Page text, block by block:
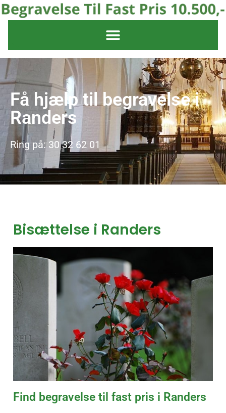
Få hjælp til begravelse i
Randers
Ring på: 30 32 62 01
Bisættelse i Randers
Find begravelse til fast pris i Randers